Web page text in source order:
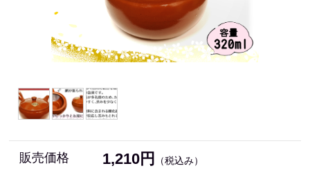
販売価格 1,210円 （税込み）